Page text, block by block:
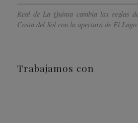
Real de La Quinta cambia las reglas
Costa del Sol con la apertura de El
Trabajamos con